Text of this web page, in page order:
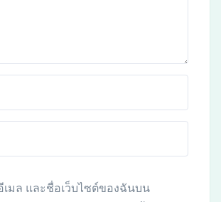
มล และชื่อเว็บไซต์ของฉันบน